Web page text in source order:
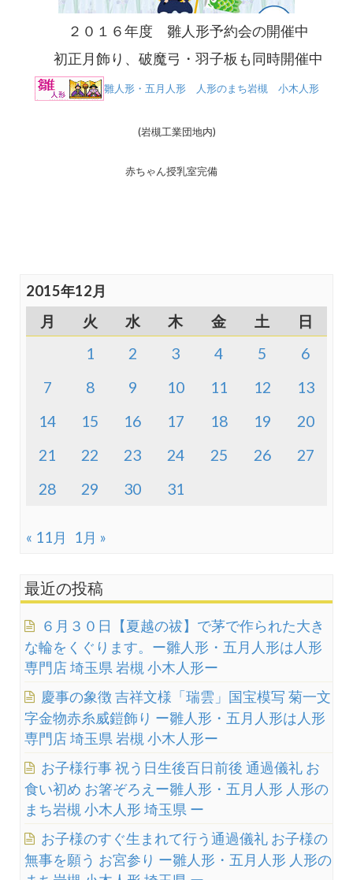
２０１６年度 雛人形予約会の開催中
初正月飾り、破魔弓・羽子板も同時開催中
雛人形・五月人形 人形のまち岩槻 小木人形
(岩槻工業団地内)
赤ちゃん授乳室完備
2015年12月
月 火 水 木 金 土
日
1
2 3 4 5
6
7
8 9 10 11 12
13
14
15 16 17 18 19
20
21
22 23 24 25 26
27
28
29 30 31
« 11月 1月 »
最近の投稿
６月３０日【夏越の祓】で茅で作られた大き
な輪をくぐります。ー雛人形・五月人形は人形
専門店 埼玉県 岩槻 小木人形ー
慶事の象徴 吉祥文様「瑞雲」国宝模写 菊一文
字金物赤糸威鎧飾り ー雛人形・五月人形は人形
専門店 埼玉県 岩槻 小木人形ー
お子様行事 祝う日生後百日前後 通過儀礼 お
食い初め お箸ぞろえー雛人形・五月人形 人形の
まち岩槻 小木人形 埼玉県 ー
お子様のすぐ生まれて行う通過儀礼 お子様の
無事を願う お宮参り ー雛人形・五月人形 人形の